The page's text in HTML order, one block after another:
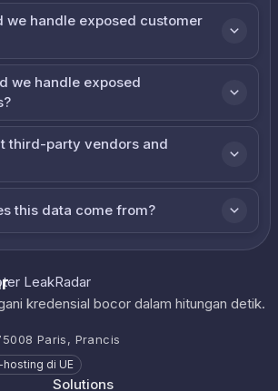
we handle exposed customer
we handle exposed
third-party vendors and
this data come from?
kredensial bocor dalam hitungan detik.
Paris, Prancis
hosting di UE
Solutions